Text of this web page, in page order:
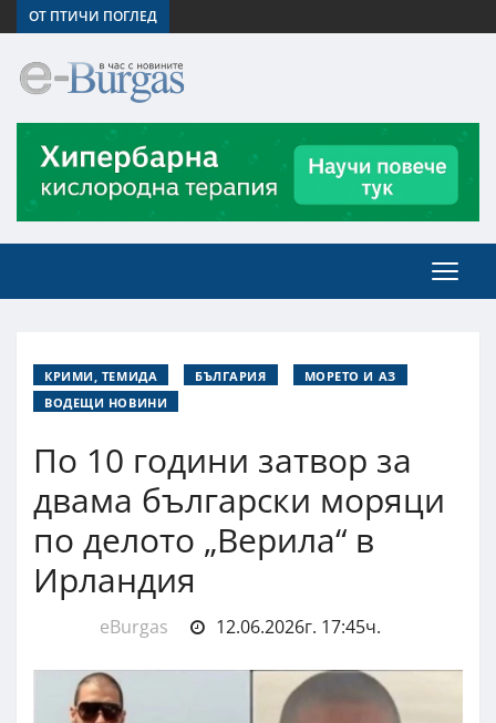
ОТ ПТИЧИ ПОГЛЕД
КРИМИ, ТЕМИДА БЪЛГАРИЯ
МОРЕТО И АЗ
ВОДЕЩИ НОВИНИ
По 10 години затвор за
двама български моряци
по делото „Верила“ в
Ирландия
eBurgas 12.06.2026г. 17:45ч.